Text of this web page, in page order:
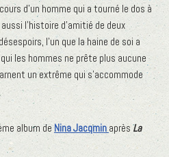
d’un homme qui a tourné le dos à
l’histoire d’amitié de deux
l’un que la haine de soi a
les hommes ne prête plus aucune
un extrême qui s’accommode
album deNina Jacqmin après La